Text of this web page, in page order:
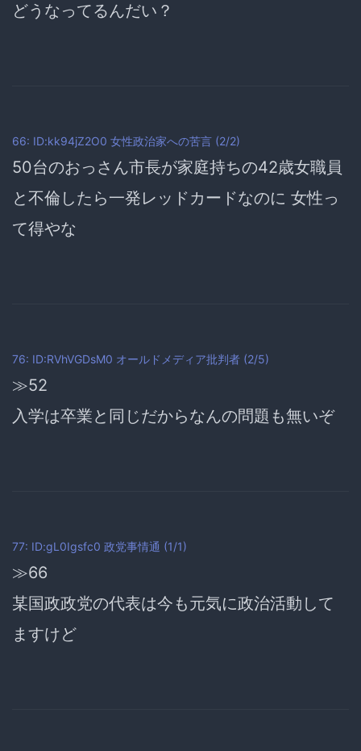
どうなってるんだい？
66: ID:kk94jZ2O0 女性政治家への苦言 (2/2)
50台のおっさん市長が家庭持ちの42歳女職員
と不倫したら一発レッドカードなのに 女性っ
て得やな
76: ID:RVhVGDsM0 オールドメディア批判者 (2/5)
≫52
入学は卒業と同じだからなんの問題も無いぞ
77: ID:gL0Igsfc0 政党事情通 (1/1)
≫66
某国政政党の代表は今も元気に政治活動して
ますけど